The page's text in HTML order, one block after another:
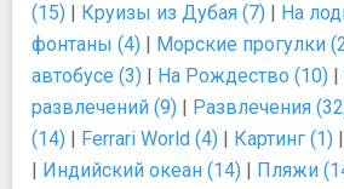
(15) | Круизы из Дубая (7) | На
фонтаны (4) | Морские прогулки
автобусе (3) | На Рождество (10) |
развлечений (9) | Развлечения
(14) | Ferrari World (4) | Картинг (1) |
| Индийский океан (14) | Пляжи